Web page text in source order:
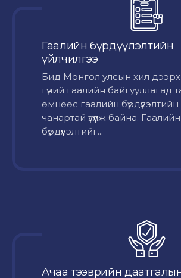
Гаалийн бүрдүүлэлтийн
үйлчилгээ
Бид Монгол улсын хил
гүний гаалийн байгууллагад
өмнөөс гаалийн бүрдүүлэлтийн
чанартай үзүүлж байна. Гаалийн
бүрдүүлэлтийг...
Ачаа тээврийн